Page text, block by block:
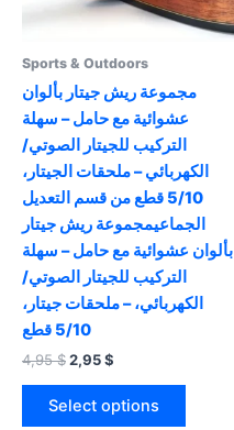
Sports & Outdoors
مجموعة ريش جيتار بألوان
عشوائية مع حامل – سهلة
التركيب للجيتار الصوتي/
الكهربائي – ملحقات الجيتار،
5/10 قطع من قسم التعديل
الجماعيمجموعة ريش جيتار
بألوان عشوائية مع حامل – سهلة
التركيب للجيتار الصوتي/
الكهربائي، – ملحقات جيتار،
5/10 قطع
4,95$Original
was:
4,95 $.
2,95$
is:
2,95 $.
Select options
This